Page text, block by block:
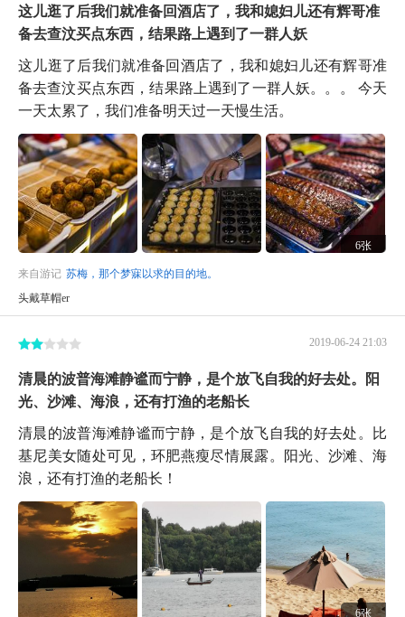
这儿逛了后我们就准备回酒店了，我和媳妇儿还有辉哥准
备去查汶买点东西，结果路上遇到了一群人妖
这儿逛了后我们就准备回酒店了，我和媳妇儿还有辉哥准
备去查汶买点东西，结果路上遇到了一群人妖。。。 今天
一天太累了，我们准备明天过一天慢生活。
6张
来自游记 苏梅，那个梦寐以求的目的地。
头戴草帽er
2019-06-24 21:03
清晨的波普海滩静谧而宁静，是个放飞自我的好去处。阳
光、沙滩、海浪，还有打渔的老船长
清晨的波普海滩静谧而宁静，是个放飞自我的好去处。比
基尼美女随处可见，环肥燕瘦尽情展露。阳光、沙滩、海
浪，还有打渔的老船长！
6张